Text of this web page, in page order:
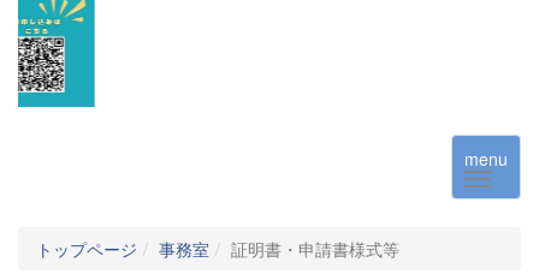
menu
トップページ 事務室 証明書・申請書様式等